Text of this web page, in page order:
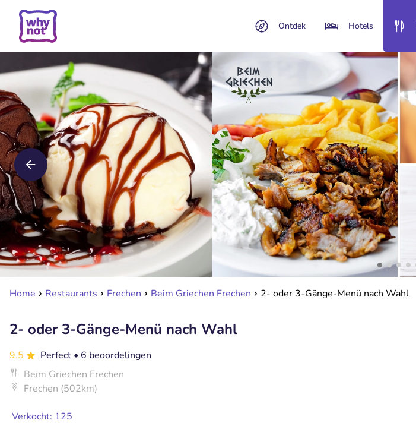
Ontdek Hotels
Home Restaurants Frechen Beim Griechen Frechen 2- oder 3-Gänge-Menü nach Wahl
2- oder 3-Gänge-Menü nach Wahl
9.5 Perfect • 6 beoordelingen
Beim Griechen Frechen
Frechen (502km)
Verkocht: 125